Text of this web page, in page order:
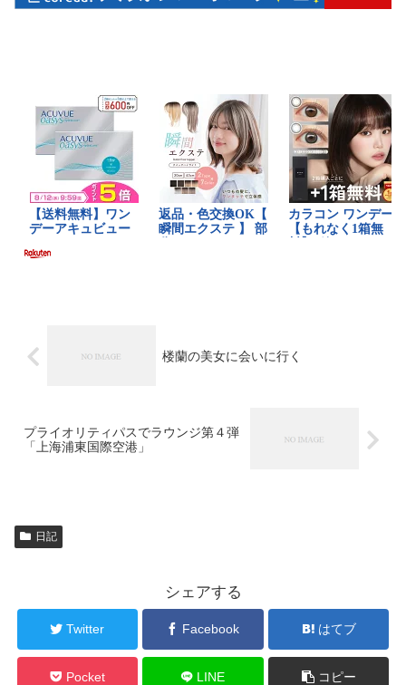
楼蘭の美女に会いに行く
プライオリティパスでラウンジ第４弾
「上海浦東国際空港」
日記
シェアする
Twitter Facebook はてブ
Pocket LINE コピー